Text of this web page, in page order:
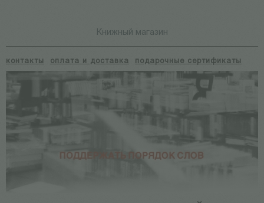
Книжный магазин
контакты оплата и доставка подарочные сертификаты